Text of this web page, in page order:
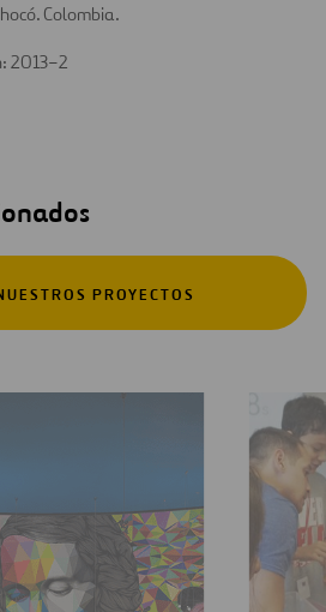
Colombia.
2013–2
PROYECTOS